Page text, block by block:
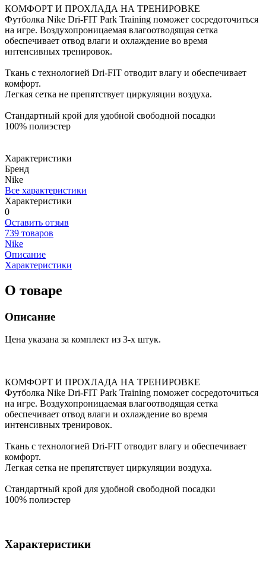
КОМФОРТ И ПРОХЛАДА НА ТРЕНИРОВКЕ
Футболка Nike Dri-FIT Park Training поможет сосредоточиться
на игре. Воздухопроницаемая влагоотводящая сетка
обеспечивает отвод влаги и охлаждение во время
интенсивных тренировок.
Ткань с технологией Dri-FIT отводит влагу и обеспечивает
комфорт.
Легкая сетка не препятствует циркуляции воздуха.
Стандартный крой для удобной свободной посадки
100% полиэстер
Характеристики
Бренд
Nike
Все характеристики
Характеристики
0
Оставить отзыв
739 товаров
Nike
Описание
Характеристики
О товаре
Описание
Цена указана за комплект из 3-х штук.
КОМФОРТ И ПРОХЛАДА НА ТРЕНИРОВКЕ
Футболка Nike Dri-FIT Park Training поможет сосредоточиться
на игре. Воздухопроницаемая влагоотводящая сетка
обеспечивает отвод влаги и охлаждение во время
интенсивных тренировок.
Ткань с технологией Dri-FIT отводит влагу и обеспечивает
комфорт.
Легкая сетка не препятствует циркуляции воздуха.
Стандартный крой для удобной свободной посадки
100% полиэстер
Характеристики